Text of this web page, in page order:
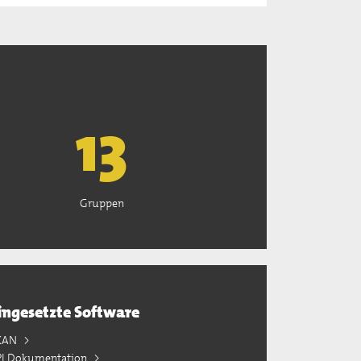
13
Gruppen
Software
Dokumentation